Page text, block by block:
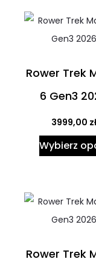
Rower Trek
6 Gen3
3999,00 zł
Wybierz
Rower Trek